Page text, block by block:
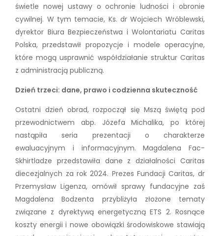
świetle nowej ustawy o ochronie ludności i obronie
cywilnej. W tym temacie, Ks. dr Wojciech Wróblewski,
dyrektor Biura Bezpieczeństwa i Wolontariatu Caritas
Polska, przedstawił propozycje i modele operacyjne,
które mogą usprawnić współdziałanie struktur Caritas
z administracją publiczną.
Dzień trzeci: dane, prawo i codzienna skuteczność
Ostatni dzień obrad, rozpoczął się Mszą świętą pod
przewodnictwem abp. Józefa Michalika, po której
nastąpiła seria prezentacji o charakterze
ewaluacyjnym i informacyjnym. Magdalena Fac-
Skhirtladze przedstawiła dane z działalności Caritas
diecezjalnych za rok 2024. Prezes Fundacji Caritas, dr
Przemysław Ligenza, omówił sprawy fundacyjne zaś
Magdalena Bodzenta przybliżyła złożone tematy
związane z dyrektywą energetyczną ETS 2. Rosnące
koszty energii i nowe obowiązki środowiskowe stawiają